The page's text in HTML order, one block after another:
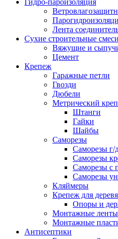
Гидро-пароизоляция
Лента
Сухие строительные смеси
Вяжущие и
Цемент
Крепеж
Гаражные петли
Гвозди
Дюбели
Метрический
Штанги
Гайки
Шайбы
Саморезы
Саморезы г/
Саморезы
Саморезы с
Саморезы
Кляймеры
Крепеж для
Опоры и
Монтажные ленты
Монтажные
Антисептики